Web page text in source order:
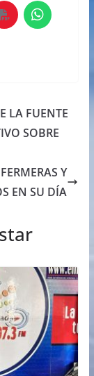
LA FUENTE
SOBRE
Y
EN SU DÍA